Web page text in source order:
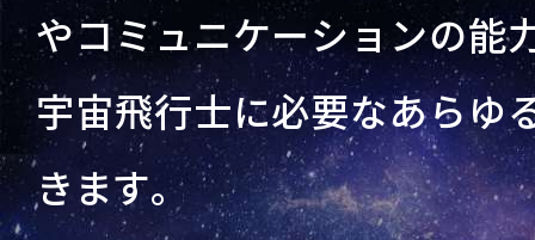
やコミュニケーションの能
宇宙飛行士に必要なあらゆ
きます。